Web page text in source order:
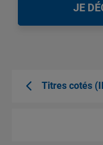
JE
Titres cotés